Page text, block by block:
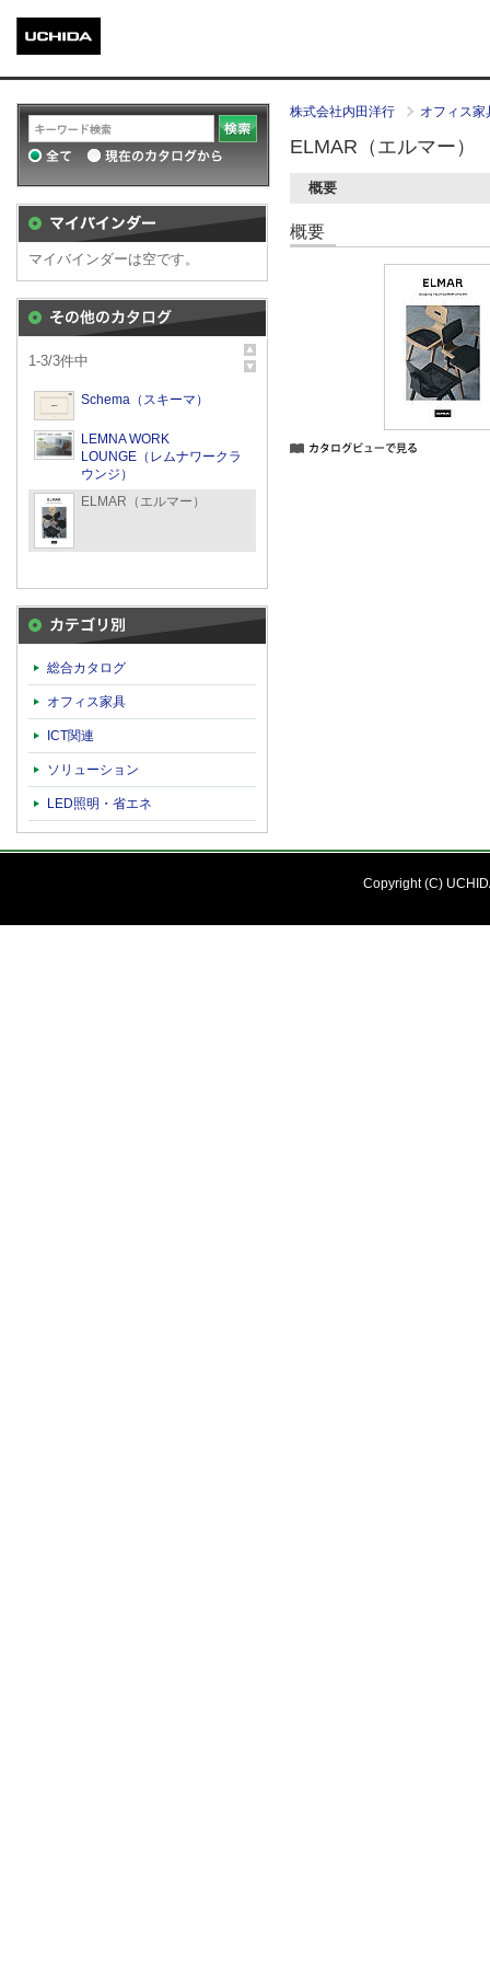
株式会社内田洋行 オフィス
ELMAR（エルマー）
概要
概要
マイバインダーは空です。
1-3/3件中
Schema（スキーマ）
LEMNA WORK
LOUNGE（レムナワークラ
ウンジ）
ELMAR（エルマー）
総合カタログ
オフィス家具
ICT関連
ソリューション
LED照明・省エネ
Copyright (C)